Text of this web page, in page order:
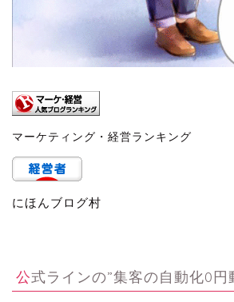
マーケティング・経営ランキング
にほんブログ村
公式ラインの”集客の自動化0